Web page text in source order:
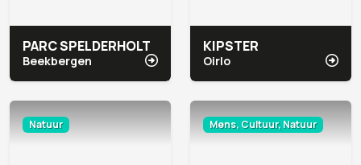
PARC SPELDERHOLT
Beekbergen
KIPSTER
Oirlo
Natuur Mens, Cultuur, Natuur